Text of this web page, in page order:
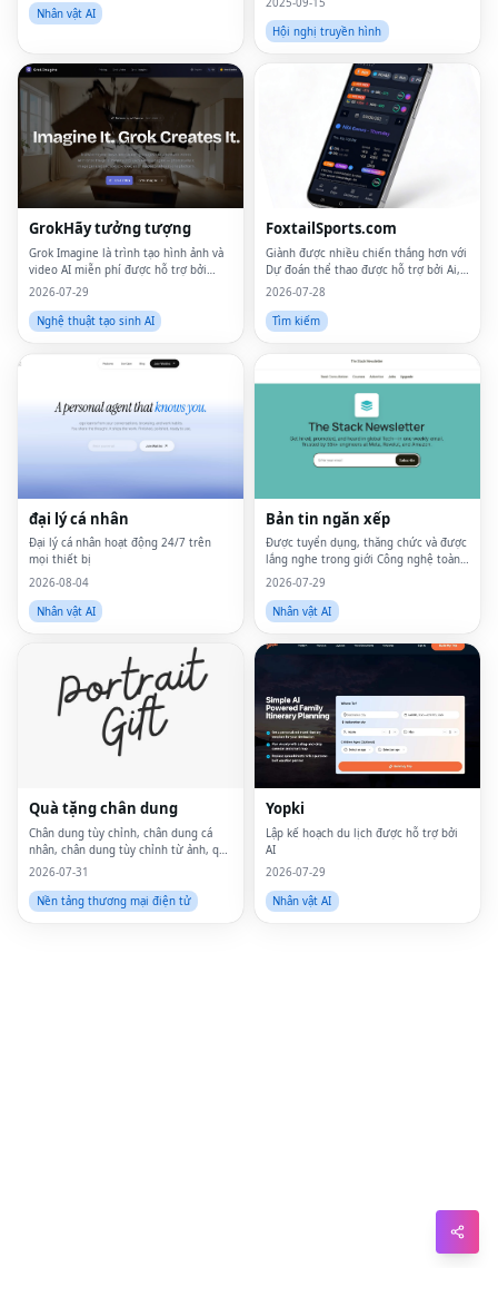
Nhân vật AI
Hội nghị truyền hình
GrokHãy tưởng tượng
Grok Imagine là trình tạo hình ảnh và
video AI miễn phí được hỗ trợ bởi
công cụ Aurora của xAI.Nó kết hợp 20
Imagine, Flux 2, Sora 2, Veo 3, Imagen
4 và Kli
2026-07-29
Nghệ thuật tạo sinh AI
FoxtailSports.com
Giành được nhiều chiến thắng hơn với
Dự đoán thể thao được hỗ trợ bởi Ai,
Công cụ xây dựng Parlay & Đạo cụ
2026-07-28
Tìm kiếm
đại lý cá nhân
Đại lý cá nhân hoạt động 24/7 trên
mọi thiết bị
2026-08-04
Nhân vật AI
Bản tin ngăn xếp
Được tuyển dụng, thăng chức và được
lắng nghe trong giới Công nghệ toàn
cầu—trong một email hàng tuần.Được
2026-07-29
Nhân vật AI
Quà tặng chân dung
Chân dung tùy chỉnh, chân dung cá
nhân, chân dung tùy chỉnh từ ảnh, quà
tặng cá nhân, in canvas tùy chỉnh,
tường tùy chỉnh, nghệ thuật treo
tường cá nhân, tá
2026-07-31
Nền tảng thương mại điện tử
Yopki
Lập kế hoạch du lịch được hỗ trợ bởi
AI
2026-07-29
Nhân vật AI